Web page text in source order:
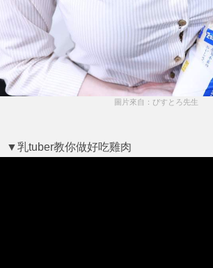
圖片來自：びすとろ先生
▼乳tuber教你做好吃雞肉